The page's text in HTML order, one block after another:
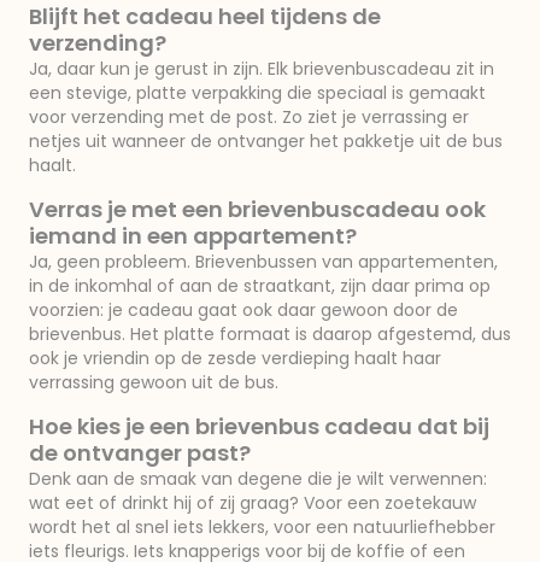
Blijft het cadeau heel tijdens de
verzending?
Ja, daar kun je gerust in zijn. Elk brievenbuscadeau zit in
een stevige, platte verpakking die speciaal is gemaakt
voor verzending met de post. Zo ziet je verrassing er
netjes uit wanneer de ontvanger het pakketje uit de bus
haalt.
Verras je met een brievenbuscadeau ook
iemand in een appartement?
Ja, geen probleem. Brievenbussen van appartementen,
in de inkomhal of aan de straatkant, zijn daar prima op
voorzien: je cadeau gaat ook daar gewoon door de
brievenbus. Het platte formaat is daarop afgestemd, dus
ook je vriendin op de zesde verdieping haalt haar
verrassing gewoon uit de bus.
Hoe kies je een brievenbus cadeau dat bij
de ontvanger past?
Denk aan de smaak van degene die je wilt verwennen:
wat eet of drinkt hij of zij graag? Voor een zoetekauw
wordt het al snel iets lekkers, voor een natuurliefhebber
iets fleurigs. Iets knapperigs voor bij de koffie of een